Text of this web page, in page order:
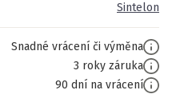
Sintelon
Snadné vrácení či výměna
3 roky záruka
90 dní na vrácení